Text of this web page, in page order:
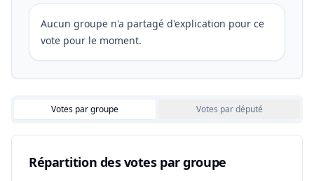
Aucun groupe n'a partagé d'explication pour ce
vote pour le moment.
Votes par groupe Votes par député
Répartition des votes par groupe